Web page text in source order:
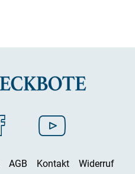
AGB Kontakt
Widerruf